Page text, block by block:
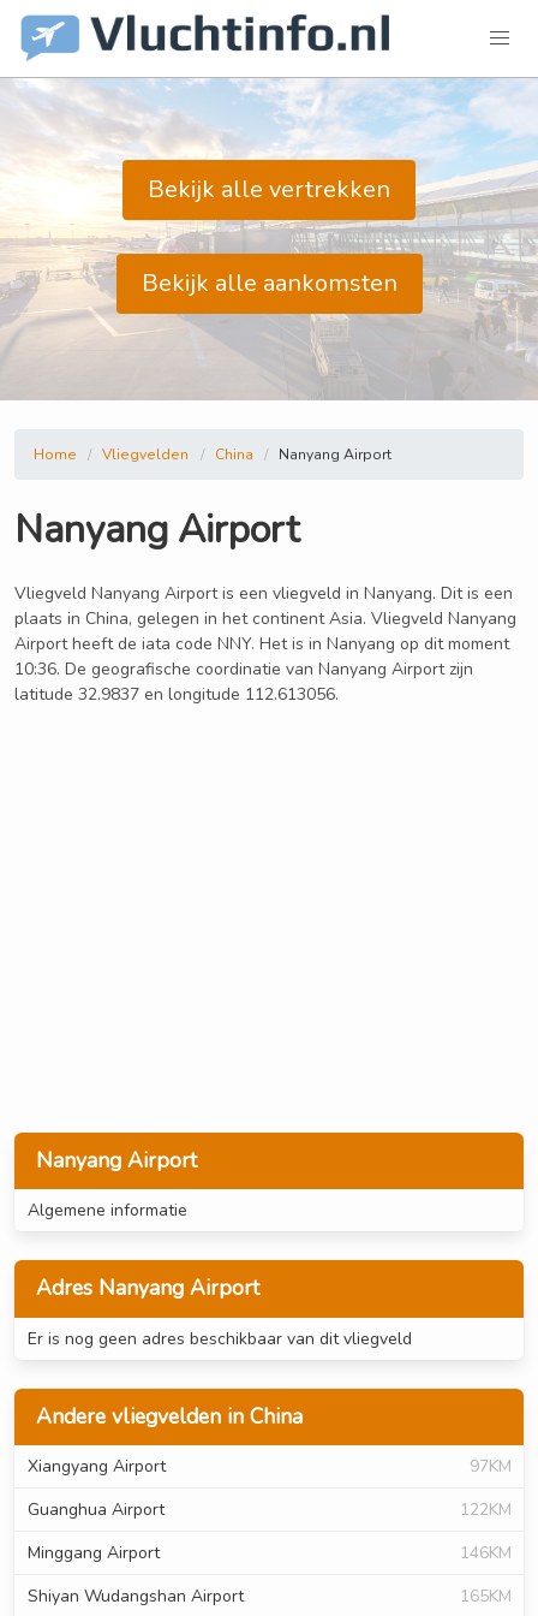
Bekijk alle vertrekken
Bekijk alle aankomsten
Nanyang Airport
Algemene informatie
Adres Nanyang Airport
Er is nog geen adres beschikbaar van dit vliegveld
Andere vliegvelden in China
Xiangyang Airport
97KM
Guanghua Airport
122KM
Minggang Airport
146KM
Shiyan Wudangshan Airport
165KM
Home Vliegvelden China Nanyang Airport
Nanyang Airport
Vliegveld Nanyang Airport is een vliegveld in Nanyang. Dit is een
plaats in China, gelegen in het continent Asia. Vliegveld Nanyang
Airport heeft de iata code NNY. Het is in Nanyang op dit moment
10:36. De geografische coordinatie van Nanyang Airport zijn
latitude 32.9837 en longitude 112.613056.